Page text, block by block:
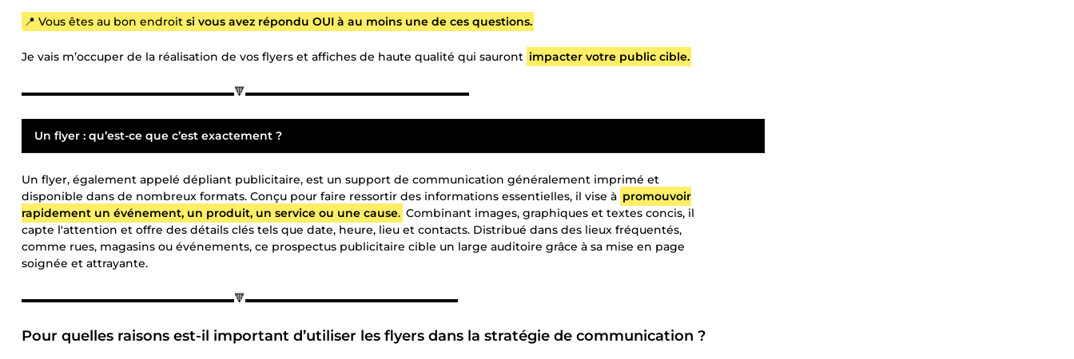
📍 Vous êtes au bon endroit si vous avez répondu OUI à au moins une de ces questions.
Je vais m’occuper de la réalisation de vos flyers et affiches de haute qualité qui sauront impacter votre public cible.
▬▬▬▬▬▬▬▬▬▬▬▬▬▬▬▬▬▬▬🔻▬▬▬▬▬▬▬▬▬▬▬▬▬▬▬▬▬▬▬▬
Un flyer : qu’est-ce que c’est exactement ?
Un flyer, également appelé dépliant publicitaire, est un support de communication généralement imprimé et
disponible dans de nombreux formats. Conçu pour faire ressortir des informations essentielles, il vise à promouvoir
rapidement un événement, un produit, un service ou une cause. Combinant images, graphiques et textes concis, il
capte l'attention et offre des détails clés tels que date, heure, lieu et contacts. Distribué dans des lieux fréquentés,
comme rues, magasins ou événements, ce prospectus publicitaire cible un large auditoire grâce à sa mise en page
soignée et attrayante.
▬▬▬▬▬▬▬▬▬▬▬▬▬▬▬▬▬▬▬🔻▬▬▬▬▬▬▬▬▬▬▬▬▬▬▬▬▬▬▬
Pour quelles raisons est-il important d’utiliser les flyers dans la stratégie de communication ?